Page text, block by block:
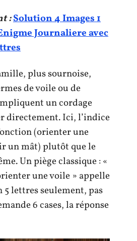
:Solution 4 Images 1
Journaliere avec
plus sournoise,
de voile ou de
un cordage
directement. Ici, l’indice
(orienter une
un mât) plutôt que le
Un piège classique : «
une voile » appelle
5 lettres seulement, pas
6 cases, la réponse